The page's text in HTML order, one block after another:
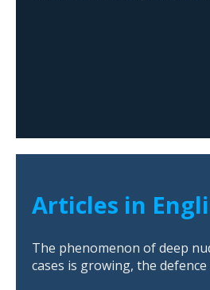
Articles in
The phenomenon of deep
cases is growing, the